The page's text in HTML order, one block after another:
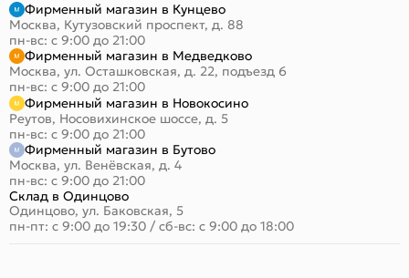
Фирменный магазин в Кунцево
Москва, Кутузовский проспект, д. 88
пн-вс: с 9:00 до 21:00
Фирменный магазин в Медведково
Москва, ул. Осташковская, д. 22, подъезд 6
пн-вс: с 9:00 до 21:00
Фирменный магазин в Новокосино
Реутов, Носовихинское шоссе, д. 5
пн-вс: с 9:00 до 21:00
Фирменный магазин в Бутово
Москва, ул. Венёвская, д. 4
пн-вс: с 9:00 до 21:00
Склад в Одинцово
Одинцово, ул. Баковская, 5
пн-пт: с 9:00 до 19:30 / сб-вс: с 9:00 до 18:00